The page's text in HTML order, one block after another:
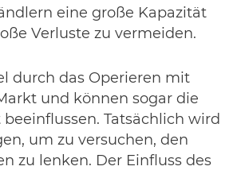
eine große Kapazität
Verluste zu vermeiden.
durch das Operieren mit
und können sogar die
Tatsächlich wird
um zu versuchen, den
zu lenken. Der Einfluss des